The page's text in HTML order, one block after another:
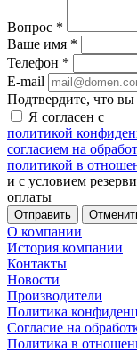
Вопрос *
Ваше имя *
Телефон *
E-mail
Подтвердите, что вы
Я согласен с
политикой
согласием на
политикой в
и с условием
оплаты
О компании
История компании
Контакты
Новости
Производители
Политика
Согласие на
Политика в